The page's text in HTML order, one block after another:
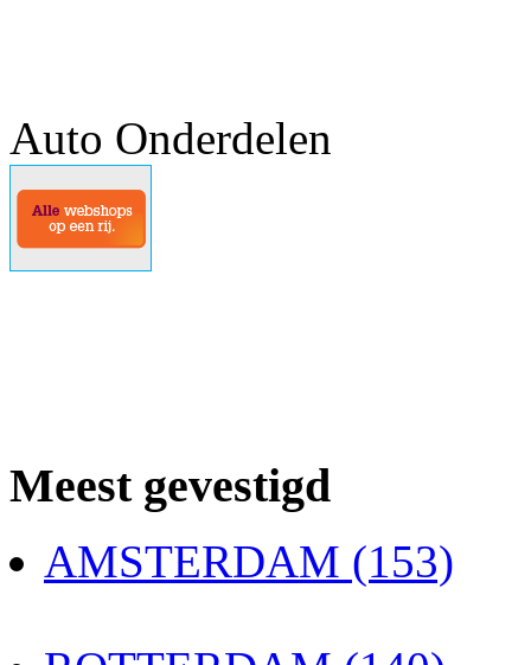
Auto Onderdelen
Meest gevestigd
AMSTERDAM (153)